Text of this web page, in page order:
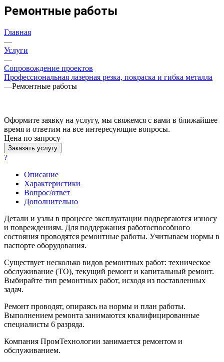
Ремонтные работы
Главная
—
Услуги
—
Сопровождение проектов
Профессиональная лазерная резка, покраска и гибка металла
—Ремонтные работы
Оформите заявку на услугу, мы свяжемся с вами в ближайшее
время и ответим на все интересующие вопросы.
Цена по запросу
Заказать услугу
?
Описание
Характеристики
Вопрос/ответ
Дополнительно
Детали и узлы в процессе эксплуатации подвергаются износу
и повреждениям. Для поддержания работоспособного
состояния проводятся ремонтные работы. Учитываем нормы в
паспорте оборудования.
Существует несколько видов ремонтных работ: техническое
обслуживание (ТО), текущий ремонт и капитальный ремонт.
Выбирайте тип ремонтных работ, исходя из поставленных
задач.
Ремонт проводят, опираясь на нормы и план работы.
Выполнением ремонта занимаются квалифицированные
специалисты 6 разряда.
Компания ПромТехнологии занимается ремонтом и
обслуживанием.